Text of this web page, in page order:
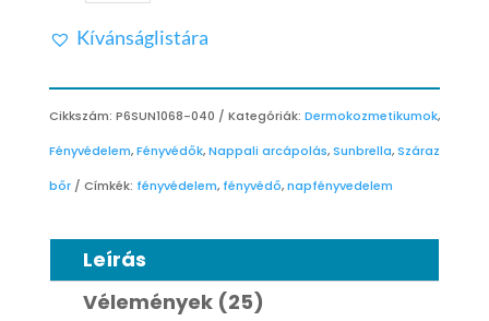
FÉNYVÉDŐ
MATT
HATÁSSAL
50+
PPD
Kívánságlistára
Cikkszám: P6SUN1068-040 Kategóriák: Dermokozmetikumok,
Fényvédelem,Fényvédők,Nappali arcápolás,Sunbrella,Száraz
bőr
Címkék: fényvédelem, fényvédő,napfényvedelem
Leírás
Vélemények (25)